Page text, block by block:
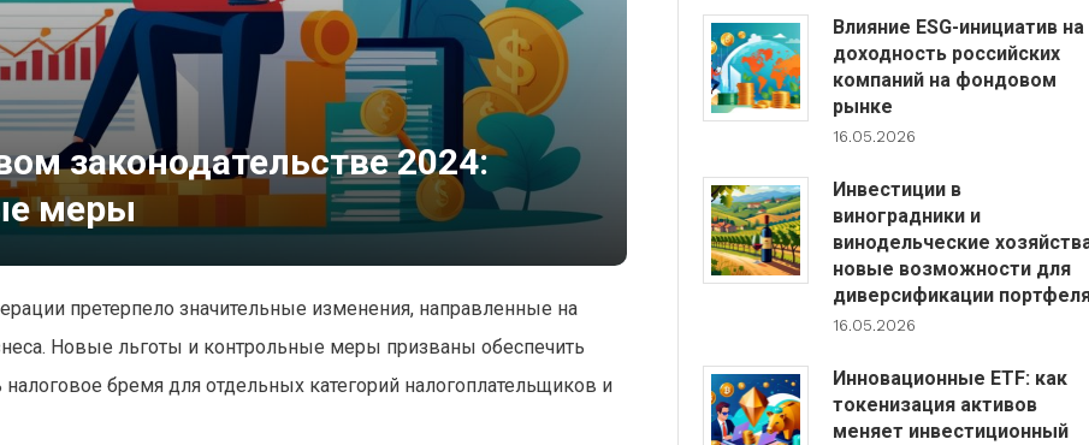
законодательстве 2024:
меры
претерпело значительные изменения, направленные на
Новые льготы и контрольные меры призваны обеспечить
бремя для отдельных категорий налогоплательщиков и
Влияние ESG-инициатив на
доходность российских
компаний на фондовом
рынке
16.05.2026
Инвестиции в
виноградники и
винодельческие
новые возможности для
диверсификации
16.05.2026
Инновационные ETF: как
токенизация активов
меняет инвестиционный